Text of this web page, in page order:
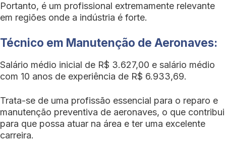
Portanto, é um profissional extremamente relevante
em regiões onde a indústria é forte.
Técnico em Manutenção de Aeronaves:
Salário médio inicial de R$ 3.627,00 e salário médio
com 10 anos de experiência de R$ 6.933,69.
Trata-se de uma profissão essencial para o reparo e
manutenção preventiva de aeronaves, o que contribui
para que possa atuar na área e ter uma excelente
carreira.